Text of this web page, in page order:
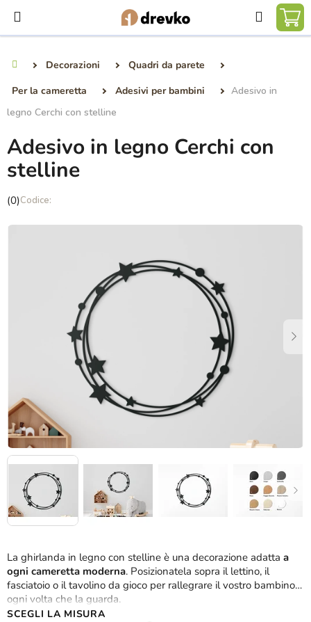
contenuto
Ricerca
Decorazioni
Quadri da parete
Per la cameretta
Adesivi per bambini
Adesivo in
legno Cerchi con stelline
La ghirlanda in legno con stelline è una decorazione adatta a
ogni cameretta moderna. Posizionatela sopra il lettino, il
fasciatoio o il tavolino da gioco per rallegrare il vostro bambino
ogni volta che la guarda.
SCEGLI LA MISURA
Adesivo in legno Cerchi con
stelline
La
media
(0)